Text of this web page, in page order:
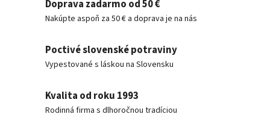
Doprava zadarmo od 50 €
Nakúpte aspoň za 50 € a doprava je na nás
Poctivé slovenské potraviny
Vypestované s láskou na Slovensku
Kvalita od roku 1993
Rodinná firma s dlhoročnou tradíciou